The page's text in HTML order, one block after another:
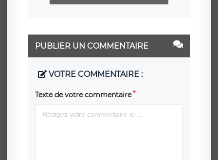
PUBLIER UN COMMENTAIRE
VOTRE COMMENTAIRE :
Texte de votre commentaire